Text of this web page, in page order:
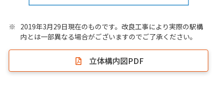
※
2019年3月29日現在のものです。改良工事により実際の駅構
内とは一部異なる場合がございますのでご了承ください。
立体構内図PDF